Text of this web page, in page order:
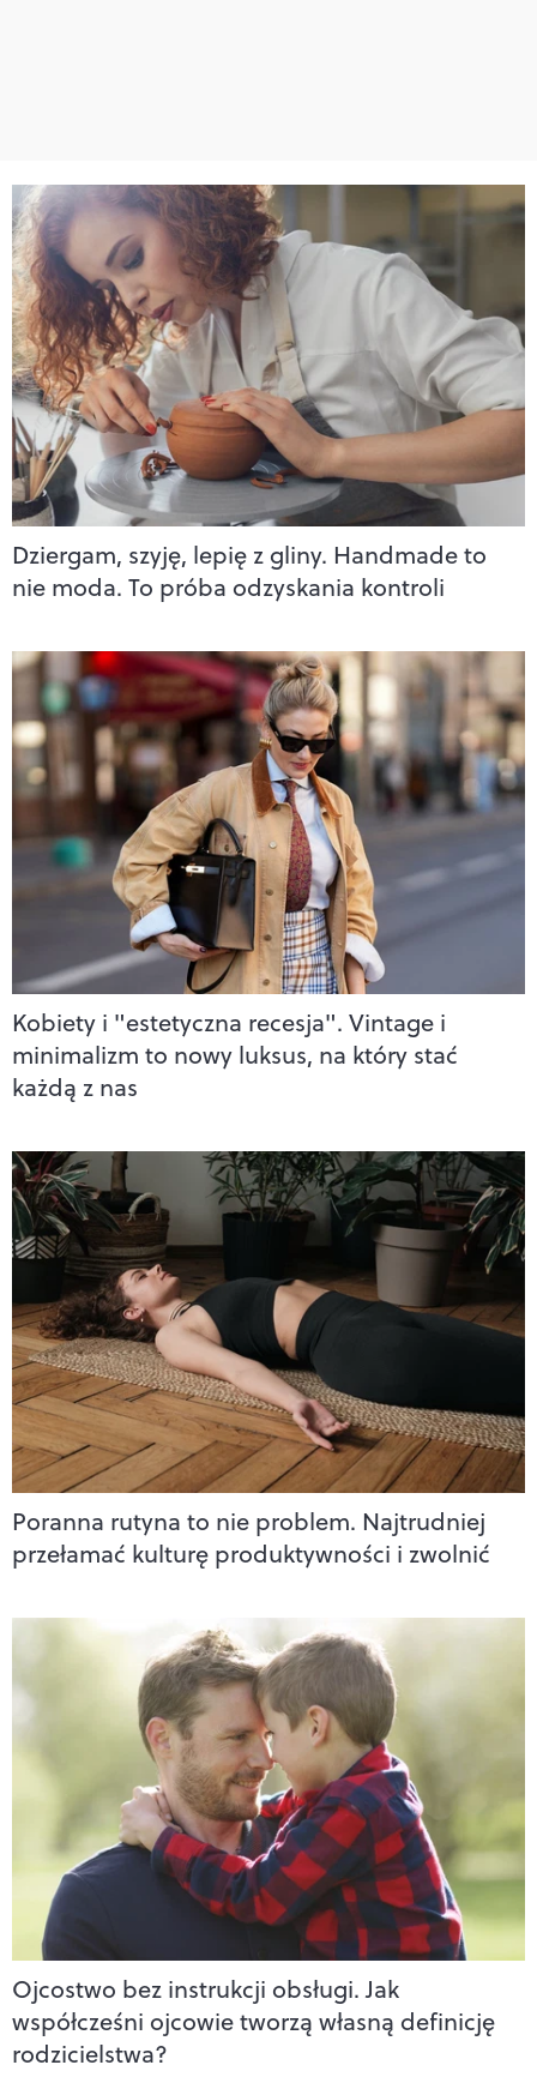
Dziergam, szyję, lepię z gliny. Handmade to
nie moda. To próba odzyskania kontroli
Kobiety i "estetyczna recesja". Vintage i
minimalizm to nowy luksus, na który stać
każdą z nas
Poranna rutyna to nie problem. Najtrudniej
przełamać kulturę produktywności i zwolnić
Ojcostwo bez instrukcji obsługi. Jak
współcześni ojcowie tworzą własną definicję
rodzicielstwa?